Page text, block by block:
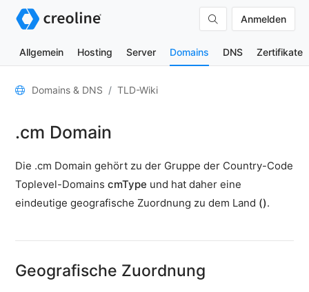
Anmelden
Allgemein Hosting Server Domains DNS Zertifikate
Allgemein
Kontakte
TLD-
Lookup
Domains & DNS TLD-Wiki
.cm Domain
Die .cm Domain gehört zu der Gruppe der Country-Code
Toplevel-Domains cmType und hat daher eine
eindeutige geografische Zuordnung zu dem Land ().
Geografische Zuordnung